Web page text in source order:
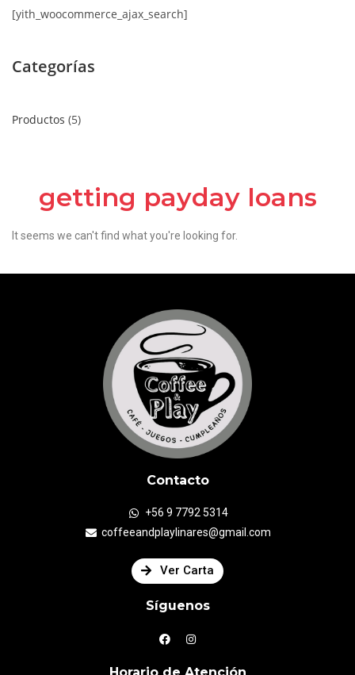
[yith_woocommerce_ajax_search]
Categorías
Productos 5
getting payday loans
It seems we can't find what you're looking for.
Contacto
+56 9 7792 5314
coffeeandplaylinares@gmail.com
Ver Carta
Síguenos